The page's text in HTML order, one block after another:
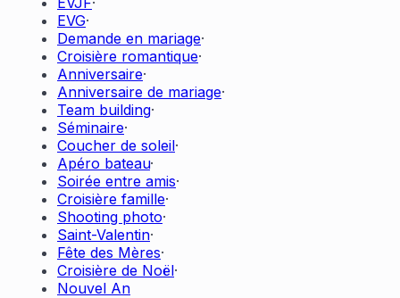
EVG·
Demande en mariage·
Croisière romantique·
Anniversaire·
Anniversaire de mariage·
Team building·
Séminaire·
Coucher de soleil·
Apéro bateau·
Soirée entre amis·
Croisière famille·
Shooting photo·
Saint-Valentin·
Fête des Mères·
Croisière de Noël·
Nouvel An